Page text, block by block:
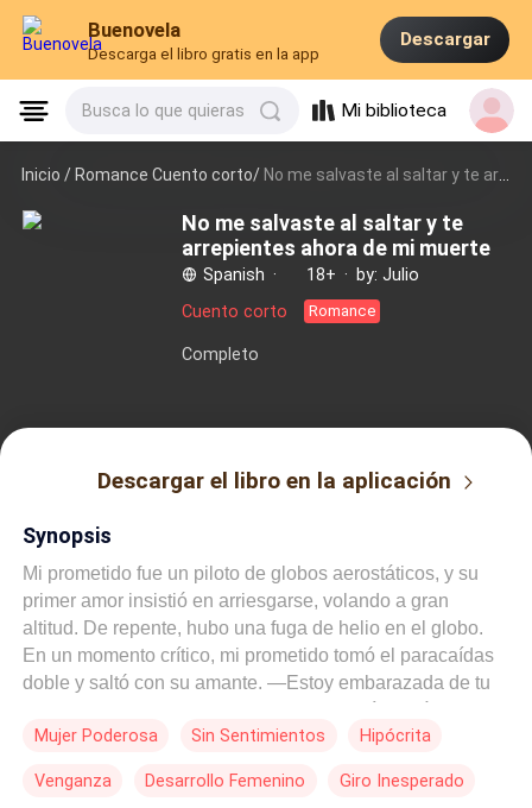
Buenovela
Descarga el libro gratis en la app
Descargar
Busca lo que quieras Mi biblioteca
Inicio /Romance Cuento corto/ No me salvaste al saltar y te arrepientes ahora de mi muerte
No me salvaste al saltar y te
arrepientes ahora de mi muerte
Spanish · 18+ ·
by: Julio
Cuento corto
Romance
Completo
Descargar el libro en la aplicación
Synopsis
Mi prometido fue un piloto de globos aerostáticos, y su
primer amor insistió en arriesgarse, volando a gran
altitud. De repente, hubo una fuga de helio en el globo.
En un momento crítico, mi prometido tomó el paracaídas
doble y saltó con su amante. —Estoy embarazada de tu
en los ojos. —¿Ahora es el momento adecuado para los
tiene acrofobia, pero tú sabes saltar en paracaídas. Te
Mujer Poderosa Sin Sentimientos Hipócrita
Venganza Desarrollo Femenino Giro Inesperado